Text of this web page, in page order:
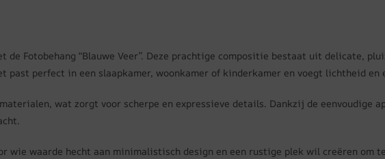
de Fotobehang “Blauwe Veer”. Deze prachtige compositie bestaat uit delicate,
past perfect in een slaapkamer, woonkamer of kinderkamer en voegt lichtheid
wat zorgt voor scherpe en expressieve details. Dankzij de eenvoudige
wie waarde hecht aan minimalistisch design en een rustige plek wil creëren om